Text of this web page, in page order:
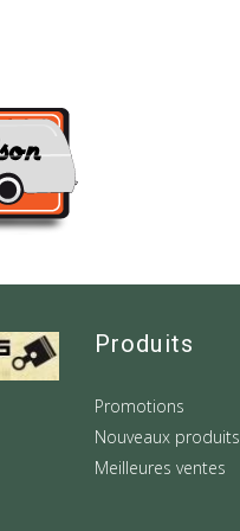
Produits
Promotions
Nouveaux produits
Meilleures ventes